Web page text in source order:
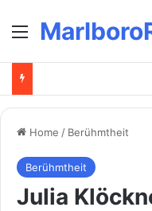
Menu
Home / Berühmtheit
Berühmtheit
Julia